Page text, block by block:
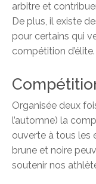
arbitre et
De plus, il existe
pour certains qui
compétition d’élite.
Organisée deux
l’automne) la
ouverte à tous les
brune et noire
soutenir nos